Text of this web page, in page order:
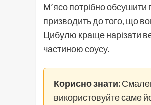
М’ясо потрібно
призводить до того, що
Цибулю краще нарізати
частиною соусу.
Корисно знати:
використовуйте саме